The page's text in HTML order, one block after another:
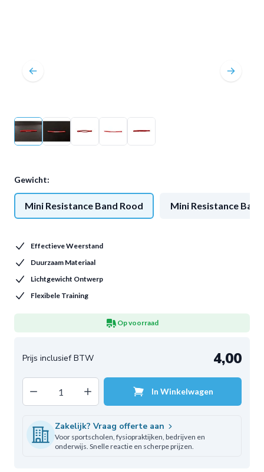
Gewicht:
Mini Resistance Band Rood Mini Resistance
Effectieve Weerstand
Duurzaam Materiaal
Lichtgewicht Ontwerp
Flexibele Training
Op voorraad
4,00
Decrease quantityIncrease quantityIn Winkelwagen
Zakelijk? Vraag offerte aan
Voor sportscholen, fysiopraktijken, bedrijven en
onderwijs. Snelle reactie en scherpe prijzen.